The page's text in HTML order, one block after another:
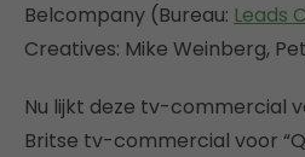
Belcompany (Bureau: Leads
Creatives: Mike Weinberg,
Nu lijkt deze tv-commercial
Britse tv-commercial voor